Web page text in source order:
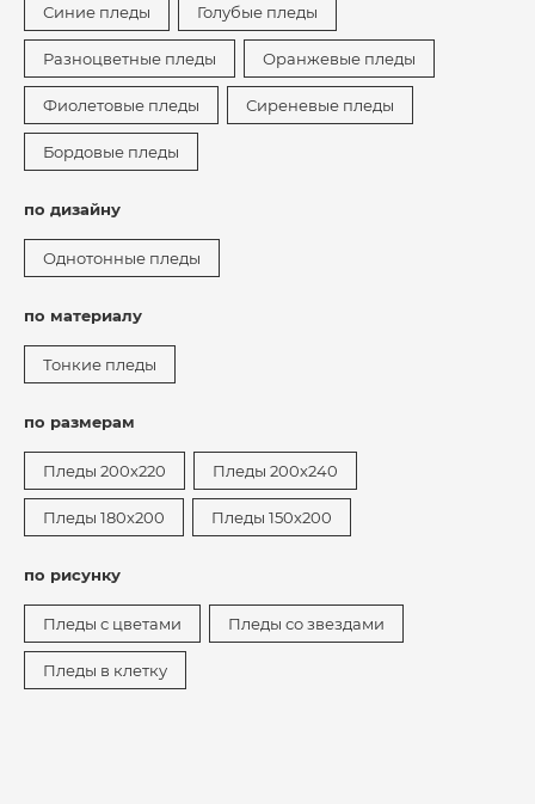
Синие пледы Голубые пледы
Разноцветные пледы Оранжевые пледы
Фиолетовые пледы Сиреневые пледы
Бордовые пледы
по дизайну
Однотонные пледы
по материалу
Тонкие пледы
по размерам
Пледы 200х220 Пледы 200х240
Пледы 180х200 Пледы 150х200
по рисунку
Пледы с цветами Пледы со звездами
Пледы в клетку